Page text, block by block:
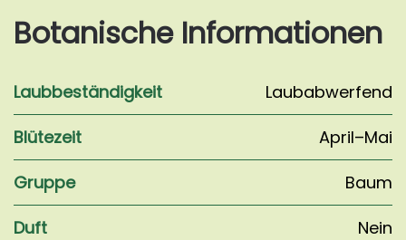
Botanische Informationen
Laubbeständigkeit
Laubabwerfend
Blütezeit
April–Mai
Gruppe
Baum
Duft
Nein